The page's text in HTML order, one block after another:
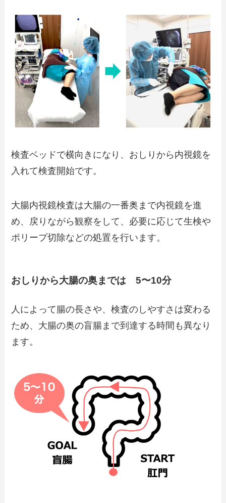
検査ベッドで横向きになり、おしりから内視鏡を
入れて検査開始です。
大腸内視鏡検査は大腸の一番奥まで内視鏡を進
め、戻りながら観察をして、必要に応じて生検や
ポリープ切除などの処置を行います。
おしりから大腸の奥までは 5〜10分
人によって腸の長さや、検査のしやすさは変わる
ため、大腸の奥の盲腸まで到達する時間も異なり
ます。